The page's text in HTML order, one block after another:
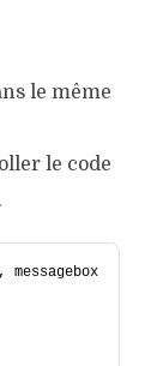
le même
le code